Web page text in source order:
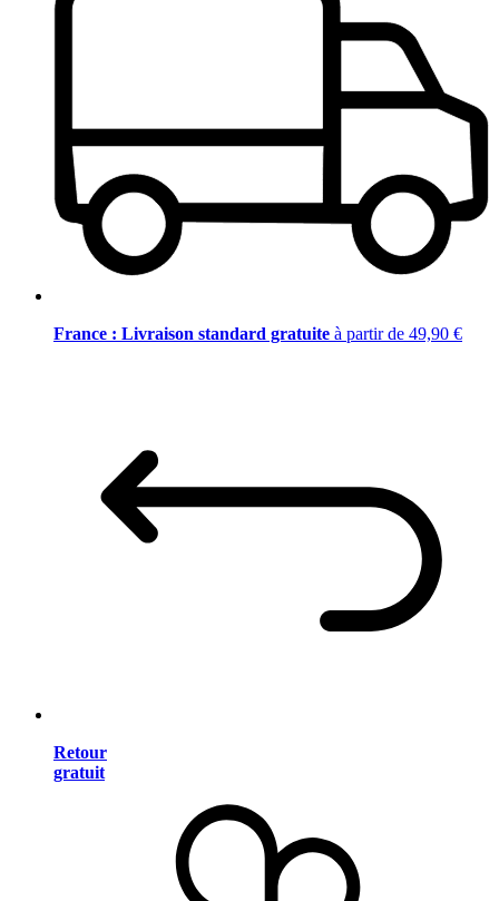
France : Livraison standard gratuite à partir de 49,90 €
Retour
gratuit